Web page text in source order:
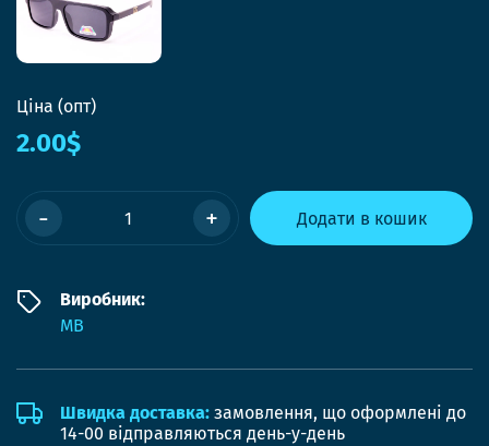
Ціна (опт)
2.00$
- + Додати в кошик
Виробник:
MB
Швидка доставка: замовлення, що оформлені до
14-00 відправляються день-у-день